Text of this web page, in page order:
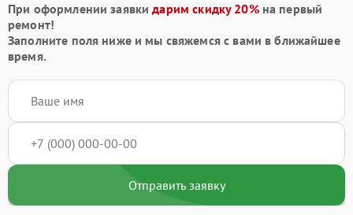
При оформлении заявкидарим скидку 20%на первый
ремонт!
Заполните поля ниже и мы свяжемся с вами в ближайшее
время.
Отправить заявку